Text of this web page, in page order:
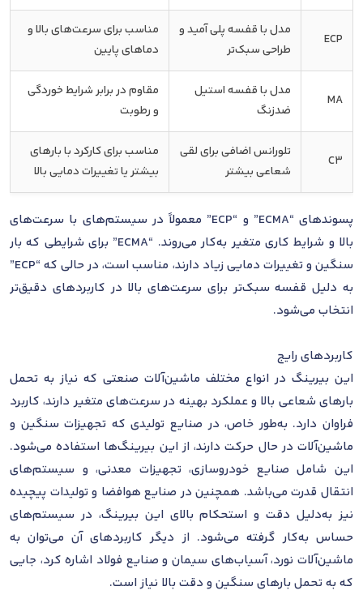
ECP
مدل با قفسه پلی آمید و
طراحی سبک‌تر
مناسب برای سرعت‌های بالا و
دماهای پایین
MA
مدل با قفسه استیل
ضدزنگ
مقاوم در برابر شرایط خوردگی
و رطوبت
C3
تلورانس اضافی برای لقی
شعاعی بیشتر
مناسب برای کارکرد با بارهای
بیشتر یا تغییرات دمایی بالا
پسوندهای “ECMA” و “ECP” معمولاً در سیستم‌های با سرعت‌های
بالا و شرایط کاری متغیر به‌کار می‌روند. “ECMA” برای شرایطی که بار
سنگین و تغییرات دمایی زیاد دارند، مناسب است، در حالی که “ECP”
به دلیل قفسه سبک‌تر برای سرعت‌های بالا در کاربردهای دقیق‌تر
انتخاب می‌شود.
کاربردهای رایج
این بیرینگ در انواع مختلف ماشین‌آلات صنعتی که نیاز به تحمل
بارهای شعاعی بالا و عملکرد بهینه در سرعت‌های متغیر دارند، کاربرد
فراوان دارد. به‌طور خاص، در صنایع تولیدی که تجهیزات سنگین و
ماشین‌آلات در حال حرکت دارند، از این بیرینگ‌ها استفاده می‌شود.
این شامل صنایع خودروسازی، تجهیزات معدنی، و سیستم‌های
انتقال قدرت می‌باشد. همچنین در صنایع هوافضا و تولیدات پیچیده
نیز به‌دلیل دقت و استحکام بالای این بیرینگ، در سیستم‌های
حساس به‌کار گرفته می‌شود. از دیگر کاربردهای آن می‌توان به
ماشین‌آلات نورد، آسیاب‌های سیمان و صنایع فولاد اشاره کرد، جایی
که به تحمل بارهای سنگین و دقت بالا نیاز است.